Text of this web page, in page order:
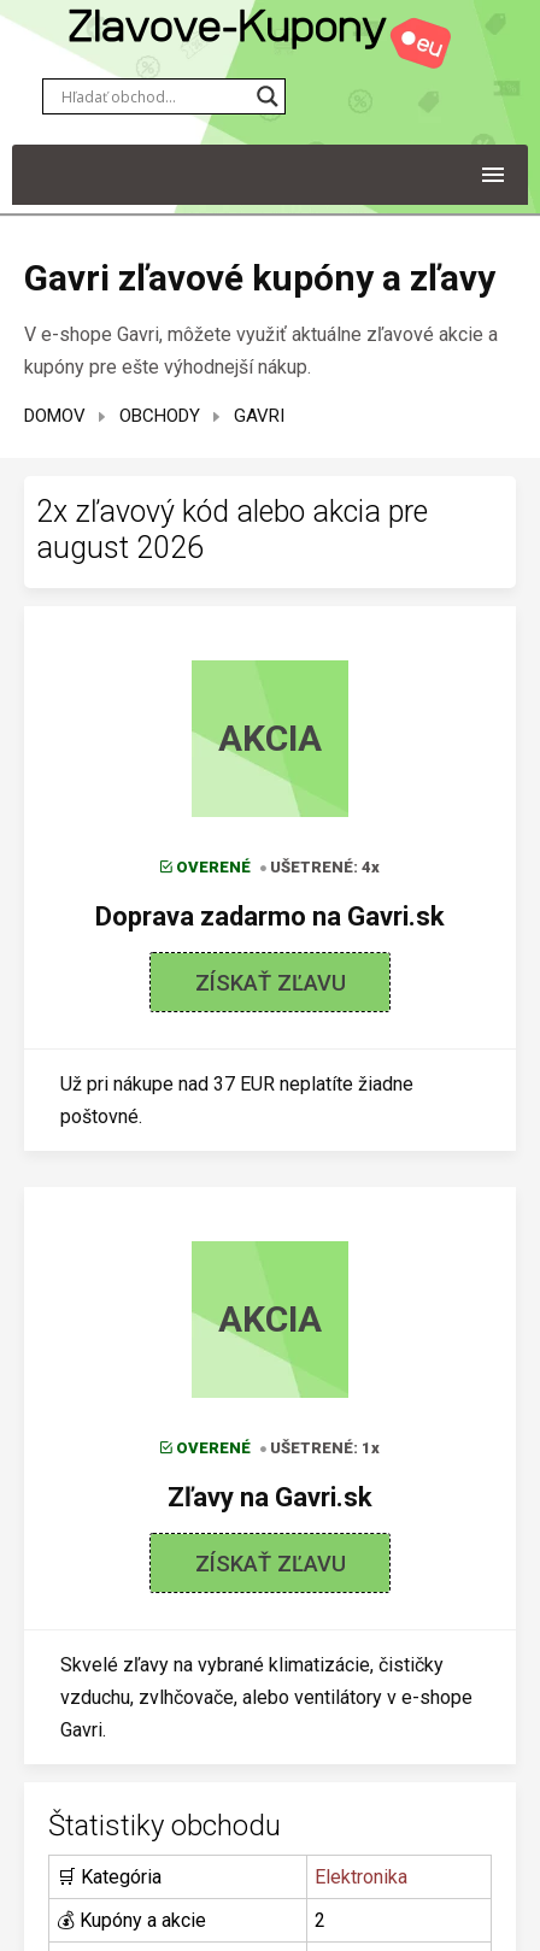
Gavri zľavové kupóny a zľavy
V e-shope Gavri, môžete využiť aktuálne zľavové akcie a
kupóny pre ešte výhodnejší nákup.
DOMOV OBCHODY GAVRI
2x zľavový kód alebo akcia pre
august 2026
AKCIA
OVERENÉ UŠETRENÉ: 4x
Doprava zadarmo na Gavri.sk
ZÍSKAŤ ZĽAVU
Už pri nákupe nad 37 EUR neplatíte žiadne
poštovné.
AKCIA
OVERENÉ UŠETRENÉ: 1x
Zľavy na Gavri.sk
ZÍSKAŤ ZĽAVU
Skvelé zľavy na vybrané klimatizácie, čističky
vzduchu, zvlhčovače, alebo ventilátory v e-shope
Gavri.
Štatistiky obchodu
🛒 Kategória
Elektronika
💰 Kupóny a akcie
2